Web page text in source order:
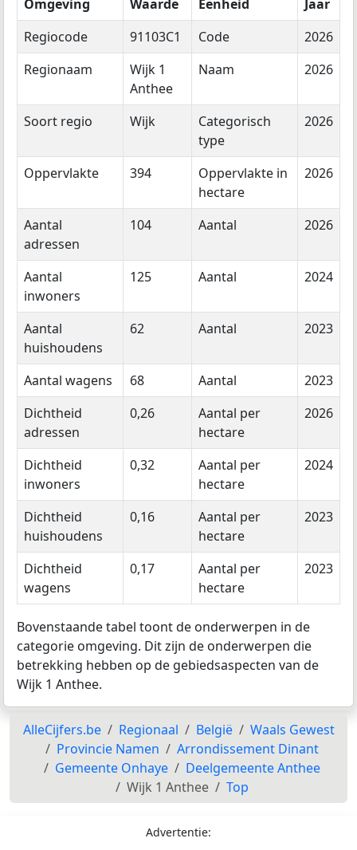
Omgeving Waarde Eenheid
Jaar
Regiocode
91103C1 Code
2026
Regionaam
Wijk 1
Anthee
Naam 2026
Soort regio Wijk
Categorisch
type
2026
Oppervlakte 394
Oppervlakte in
hectare
2026
Aantal
adressen
104 Aantal 2026
Aantal
inwoners
125 Aantal 2024
Aantal
huishoudens
62 Aantal 2023
Aantal wagens 68 Aantal
2023
Dichtheid
adressen
0,26
Aantal per
hectare
2026
Dichtheid
inwoners
0,32
Aantal per
hectare
2024
Dichtheid
huishoudens
0,16
Aantal per
hectare
2023
Dichtheid
wagens
0,17
Aantal per
hectare
2023
Bovenstaande tabel toont de onderwerpen in de
categorie omgeving. Dit zijn de onderwerpen die
betrekking hebben op de gebiedsaspecten van de
Wijk 1 Anthee.
AlleCijfers.be Regionaal België
Waals Gewest
Provincie Namen
Arrondissement Dinant
Gemeente Onhaye
Deelgemeente Anthee
Wijk 1 Anthee
Top
Advertentie: